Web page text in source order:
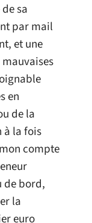
sa
par mail
et une
en
de la
à la fois
compte
de bord,
la
euro